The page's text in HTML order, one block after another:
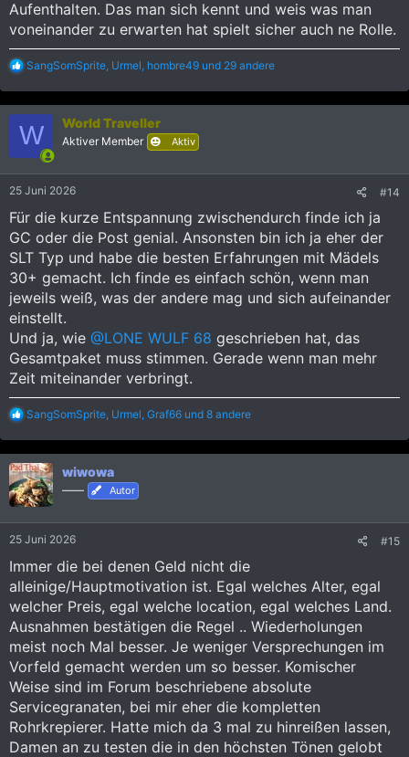
Aufenthalten. Das man sich kennt und weis was man
voneinander zu erwarten hat spielt sicher auch ne Rolle.
R
a
k
i
n
SangSomSprite Urmel hombre49 und 29 andere
W World Traveller
Aktiver Member Aktiv
25 Juni 2026 #14
Für die kurze Entspannung zwischendurch finde ich ja
GC oder die Post genial. Ansonsten bin ich ja eher der
SLT Typ und habe die besten Erfahrungen mit Mädels
30+ gemacht. Ich finde es einfach schön, wenn man
jeweils weiß, was der andere mag und sich aufeinander
einstellt.
Und ja, wie @LONE WULF 68 geschrieben hat, das
Gesamtpaket muss stimmen. Gerade wenn man mehr
Zeit miteinander verbringt.
R
a
k
t
i
o
n
SangSomSprite Urmel Graf66 und 8 andere
wiwowa
—— Autor
25 Juni 2026 #15
Immer die bei denen Geld nicht die
alleinige/Hauptmotivation ist. Egal welches Alter, egal
welcher Preis, egal welche location, egal welches Land.
Ausnahmen bestätigen die Regel .. Wiederholungen
meist noch Mal besser. Je weniger Versprechungen im
Vorfeld gemacht werden um so besser. Komischer
Weise sind im Forum beschriebene absolute
Servicegranaten, bei mir eher die kompletten
Rohrkrepierer. Hatte mich da 3 mal zu hinreißen lassen,
Damen an zu testen die in den höchsten Tönen gelobt